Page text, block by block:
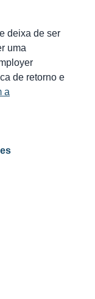
deixa de ser
uma
de retorno e
a